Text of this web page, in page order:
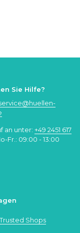
Sie Hilfe?
an unter: +49 2451 617
Fr.: 09:00 - 13:00
Shops